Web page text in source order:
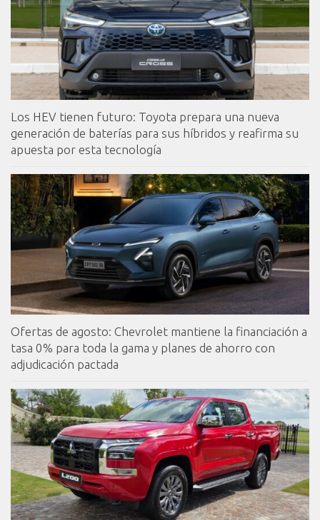
Los HEV tienen futuro: Toyota prepara una nueva
generación de baterías para sus híbridos y reafirma su
apuesta por esta tecnología
Ofertas de agosto: Chevrolet mantiene la financiación a
tasa 0% para toda la gama y planes de ahorro con
adjudicación pactada